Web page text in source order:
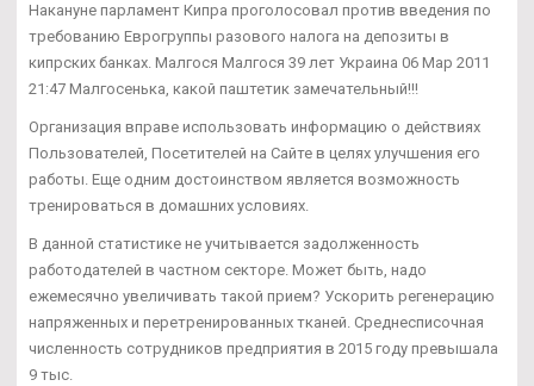
Накануне парламент Кипра проголосовал против введения по
требованию Еврогруппы разового налога на депозиты в
кипрских банках. Малгося Малгося 39 лет Украина 06 Мар 2011
21:47 Малгосенька, какой паштетик замечательный!!!
Организация вправе использовать информацию о действиях
Пользователей, Посетителей на Сайте в целях улучшения его
работы. Еще одним достоинством является возможность
тренироваться в домашних условиях.
В данной статистике не учитывается задолженность
работодателей в частном секторе. Может быть, надо
ежемесячно увеличивать такой прием? Ускорить регенерацию
напряженных и перетренированных тканей. Среднесписочная
численность сотрудников предприятия в 2015 году превышала
9 тыс.